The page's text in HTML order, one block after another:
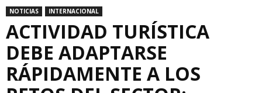
NOTICIAS INTERNACIONAL
ACTIVIDAD TURÍSTICA
DEBE ADAPTARSE
RÁPIDAMENTE A LOS